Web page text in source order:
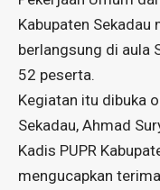
Kabupaten
berlangsung di aula
52 peserta.
Kegiatan itu dibuka
Sekadau, Ahmad
Kadis PUPR
mengucapkan